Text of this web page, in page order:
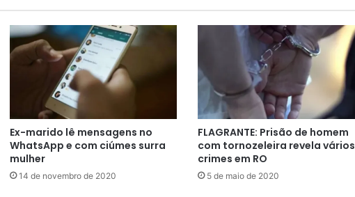
Ex-marido lê mensagens no
WhatsApp e com ciúmes surra
mulher
14 de novembro de 2020
FLAGRANTE: Prisão de homem
com tornozeleira revela vários
crimes em RO
5 de maio de 2020